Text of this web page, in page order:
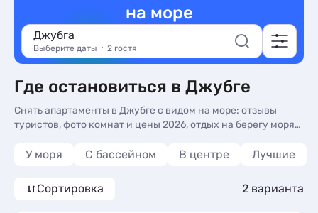
на море
Джубга
Выберите даты 2 гостя
Где остановиться в Джубге
Снять апартаменты в Джубге с видом на море: отзывы
туристов, фото комнат и цены 2026, отдых на берегу моря
более 10 вариантов, от 3988 руб, апартаменты с сменой
У моря С бассейном В центре Лучшие
Сортировка 2 варианта